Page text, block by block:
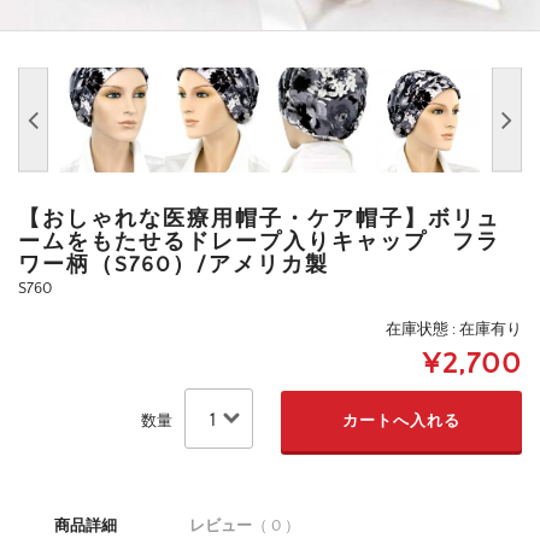
【おしゃれな医療用帽子・ケア帽子】ボリュ
ームをもたせるドレープ入りキャップ フラ
ワー柄（S760）/アメリカ製
S760
在庫状態 : 在庫有り
¥2,700
数量
商品詳細 レビュー （ 0 ）